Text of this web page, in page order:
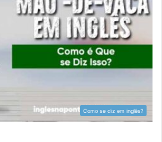
Como se diz em inglês?